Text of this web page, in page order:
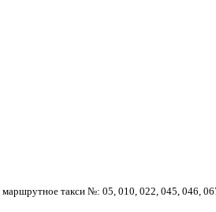
такси №: 05, 010, 022, 045, 046,